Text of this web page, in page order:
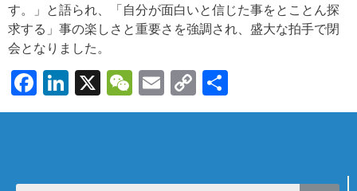
す。」と語られ、「自分が面白いと信じた事をとことん探
求する」事の楽しさと重要さを強調され、盛大な拍手で閉
会となりました。
Facebook
LinkedIn
X WeChat
Email
Copy
Link
有